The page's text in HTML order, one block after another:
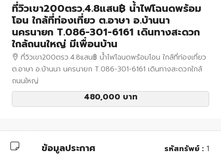
ที่วิวเขา200ตรว.4.8แสน฿ น้ำไฟโฉนดพร้อม
โอน ใกล้ที่ท่องเที่ยว ต.อาษา อ.บ้านนา
นครนายก T.086-301-6161 เดินทางสะดวก
ใกล้ถนนใหญ่ มีเพื่อนบ้าน
ที่วิวเขา200ตรว.4.8แสน฿ น้ำไฟโฉนดพร้อมโอน ใกล้ที่ท่องเที่ยว
ต.อาษา อ.บ้านนา นครนายก T.086-301-6161 เดินทางสะดวกใกล้
ถนนใหญ่
480,000 บาท
ข้อมูลประกาศ รหัสทรัพย์ : 1